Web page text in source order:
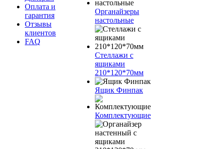
Оплата и
гарантия
Отзывы
клиентов
FAQ
Органайзеры
настольные
Стеллажи с
ящиками
210*120*70мм
Ящик Финпак
Комплектующие